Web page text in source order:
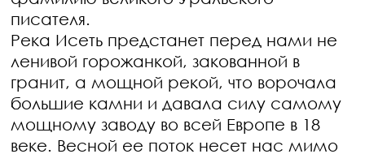
писателя.
Река Исеть предстанет перед нами не
ленивой горожанкой, закованной в
гранит, а мощной рекой, что ворочала
большие камни и давала силу самому
мощному заводу во всей Европе в 18
веке. Весной ее поток несет нас мимо